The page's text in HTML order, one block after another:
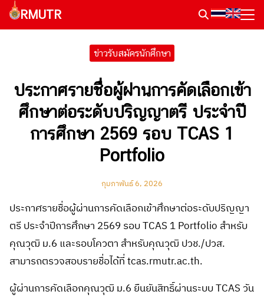
Skip
RMUTR
ข่าวรับสมัครนักศึกษา
ประกาศรายชื่อผู้ผ่านการคัดเลือกเข้า
ศึกษาต่อระดับปริญญาตรี ประจำปี
การศึกษา 2569 รอบ TCAS 1
Portfolio
กุมภาพันธ์ 6, 2026
ประกาศรายชื่อผู้ผ่านการคัดเลือกเข้าศึกษาต่อระดับปริญญา
ตรี ประจำปีการศึกษา 2569 รอบ TCAS 1 Portfolio สำหรับ
คุณวุฒิ ม.6 และรอบโควตา สำหรับคุณวุฒิ ปวช./ปวส.
สามารถตรวจสอบรายชื่อได้ที่ tcas.rmutr.ac.th.
ผู้ผ่านการคัดเลือกคุณวุฒิ ม.6 ยืนยันสิทธิ์ผ่านระบบ TCAS วัน